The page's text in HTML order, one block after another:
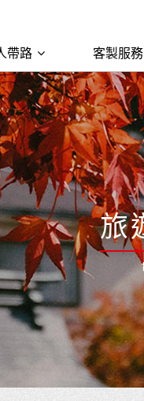
帶路 客製服務
旅